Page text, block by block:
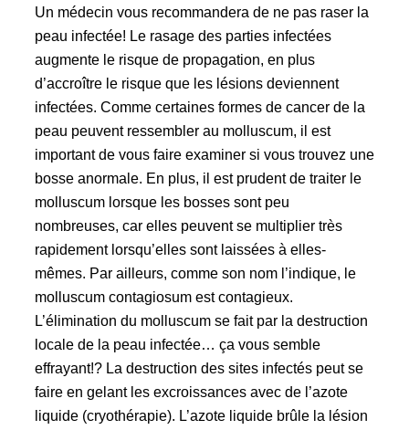
Un médecin vous recommandera de ne pas raser la
peau infectée! Le rasage des parties infectées
augmente le risque de propagation, en plus
d’accroître le risque que les lésions deviennent
infectées. Comme certaines formes de cancer de la
peau peuvent ressembler au molluscum, il est
important de vous faire examiner si vous trouvez une
bosse anormale. En plus, il est prudent de traiter le
molluscum lorsque les bosses sont peu
nombreuses, car elles peuvent se multiplier très
rapidement lorsqu’elles sont laissées à elles-
mêmes. Par ailleurs, comme son nom l’indique, le
molluscum contagiosum est contagieux.
L’élimination du molluscum se fait par la destruction
locale de la peau infectée… ça vous semble
effrayant!? La destruction des sites infectés peut se
faire en gelant les excroissances avec de l’azote
liquide (cryothérapie). L’azote liquide brûle la lésion